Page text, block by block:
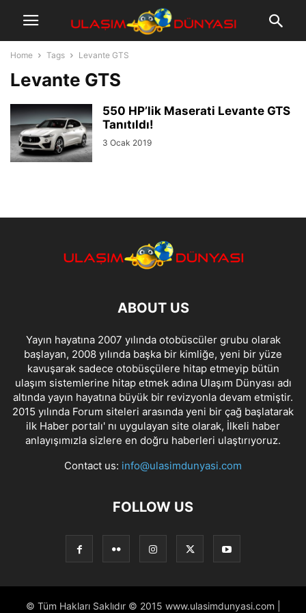
Home Tags Levante GTS
Levante GTS
550 HP’lik Maserati Levante GTS
Tanıtıldı!
3 Ocak 2019
ABOUT US
Yayın hayatına 2007 yılında otobüscüler grubu olarak
başlayan, 2008 yılında başka bir kimliğe, yeni bir yüze
kavuşarak sadece otobüsçülere hitap etmeyip bütün
ulaşım sistemlerine hitap etmek adına Ulaşım Dünyası adı
altında yayın hayatına büyük bir revizyonla devam etmiştir.
2015 yılında Forum siteleri arasında yeni bir çağ başlatarak
ilk Haber portalı' nı uygulayan site olarak, İlkeli haber
anlayışımızla sizlere en doğru haberleri ulaştırıyoruz.
Contact us: info@ulasimdunyasi.com
FOLLOW US
© Tüm Hakları Saklıdır © 2015 www.ulasimdunyasi.com |